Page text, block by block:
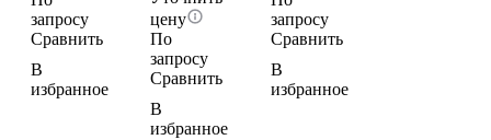
запросу
Сравнить
В
избранное
цену
По
запросу
Сравнить
В
избранное
запросу
Сравнить
В
избранное